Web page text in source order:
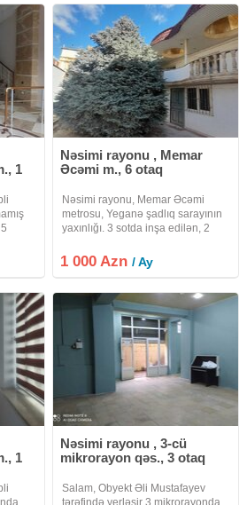
1
ofis
Nəsimi rayonu , Memar
Əcəmi m., 6 otaq
Nəsimi rayonu, Memar Əcəmi
metrosu, Yeganə şadlıq sarayının
yaxınlığı. 3 sotda inşa edilən, 2
ci mərtəbə -1 zal, 1 otaq mətbəx,
sauna, sanitar qovşaq. 2-ci
1 000 Azn/ Ay
1
Nəsimi rayonu , 3-cü
mikrorayon qəs., 3 otaq
Salam, Obyekt Əli Mustafayev
tərəfində yerləşir 3 mikrorayonda,